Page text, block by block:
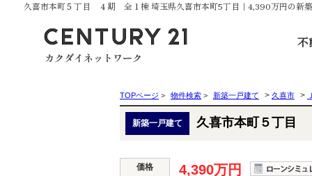
久喜市本町５丁目 ４期 全１棟 埼玉県久喜市本町5丁目｜4,390万円の新
不
TOPページ > 物件検索 > 新築一戸建て > 久喜市 >
新築一戸建て 久喜市本町５丁目
価格 4,390万円